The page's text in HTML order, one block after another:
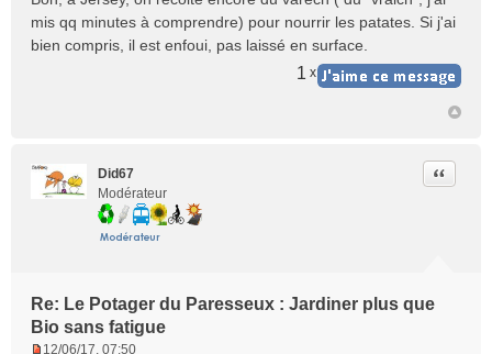
mis qq minutes à comprendre) pour nourrir les patates. Si j'ai
bien compris, il est enfoui, pas laissé en surface.
1 x
Did67
Modérateur
Re: Le Potager du Paresseux : Jardiner plus que
Bio sans fatigue
Citer
12/06/17, 07:50